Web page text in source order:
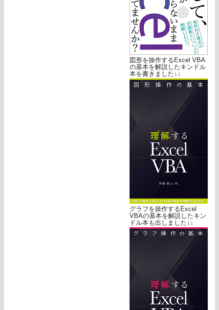
図形を操作するExcel VBA
の基本を解説したキンドル
本を書きました↓↓
グラフを操作するExcel
VBAの基本を解説したキン
ドル本も出しました↓↓